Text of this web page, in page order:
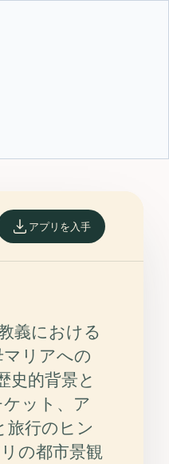
アプリを入手
義における
リアへの
史的背景と
ット、ア
旅行のヒン
の都市景観